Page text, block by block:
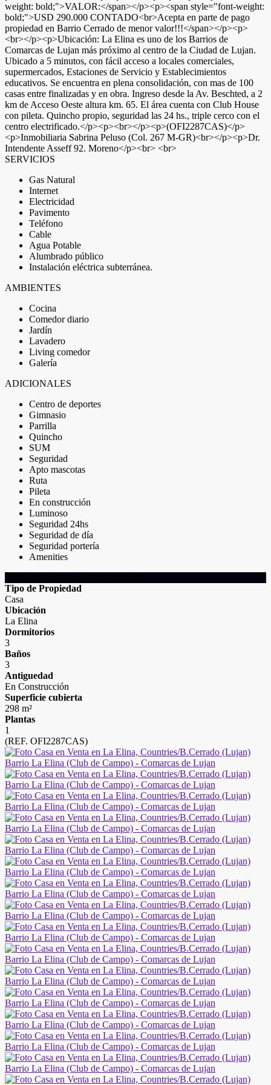
weight: bold;">VALOR:</span></p><p><span style="font-weight:
bold;">USD 290.000 CONTADO<br>Acepta en parte de pago
propiedad en Barrio Cerrado de menor valor!!!</span></p><p>
<br></p><p>Ubicación: La Elina es uno de los Barrios de
Comarcas de Lujan más próximo al centro de la Ciudad de Lujan.
Ubicado a 5 minutos, con fácil acceso a locales comerciales,
supermercados, Estaciones de Servicio y Establecimientos
educativos. Se encuentra en plena consolidación, con mas de 100
casas entre finalizadas y en obra. Ingreso desde la Av. Beschted, a 2
km de Acceso Oeste altura km. 65. El área cuenta con Club House
con pileta. Quincho propio, seguridad las 24 hs., triple cerco con el
centro electrificado.</p><p><br></p><p>(OFI2287CAS)</p>
<p>Inmobiliaria Sabrina Peluso (Col. 267 M-GR)<br></p><p>Dr.
Intendente Asseff 92. Moreno</p><br> <br>
SERVICIOS
Gas Natural
Internet
Electricidad
Pavimento
Teléfono
Cable
Agua Potable
Alumbrado público
Instalación eléctrica subterránea.
AMBIENTES
Cocina
Comedor diario
Jardín
Lavadero
Living comedor
Galería
ADICIONALES
Centro de deportes
Gimnasio
Parrilla
Quincho
SUM
Seguridad
Apto mascotas
Ruta
Pileta
En construcción
Luminoso
Seguridad 24hs
Seguridad de día
Seguridad portería
Amenities
Tipo de Propiedad
Casa
Ubicación
La Elina
Dormitorios
3
Baños
3
Antiguedad
En Construcción
Superficie cubierta
298 m²
Plantas
1
(REF. OFI2287CAS)